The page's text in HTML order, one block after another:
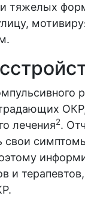
тяжелых
лечения2.
свои
и